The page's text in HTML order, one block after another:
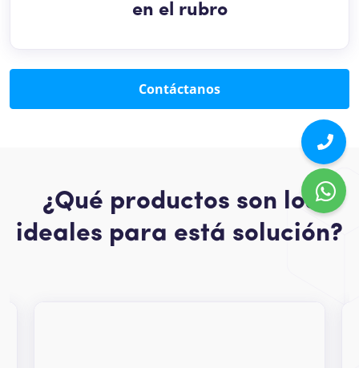
en el rubro
Contáctanos
¿Qué productos son los
ideales para está solución?